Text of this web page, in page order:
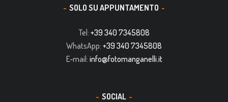
SOLO SU APPUNTAMENTO
Tel: +39 340 7345808
WhatsApp: +39 340 7345808
E-mail: info@fotomanganelli.it
SOCIAL